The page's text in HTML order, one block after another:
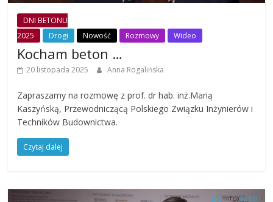
DNI BETONU
2025
Drogi Nowość Rozmowy Wideo
Kocham beton …
20 listopada 2025 Anna Rogalińska
Zapraszamy na rozmowę z prof. dr hab. inż.Marią
Kaszyńską, Przewodniczącą Polskiego Związku Inżynierów i
Techników Budownictwa.
Czytaj dalej